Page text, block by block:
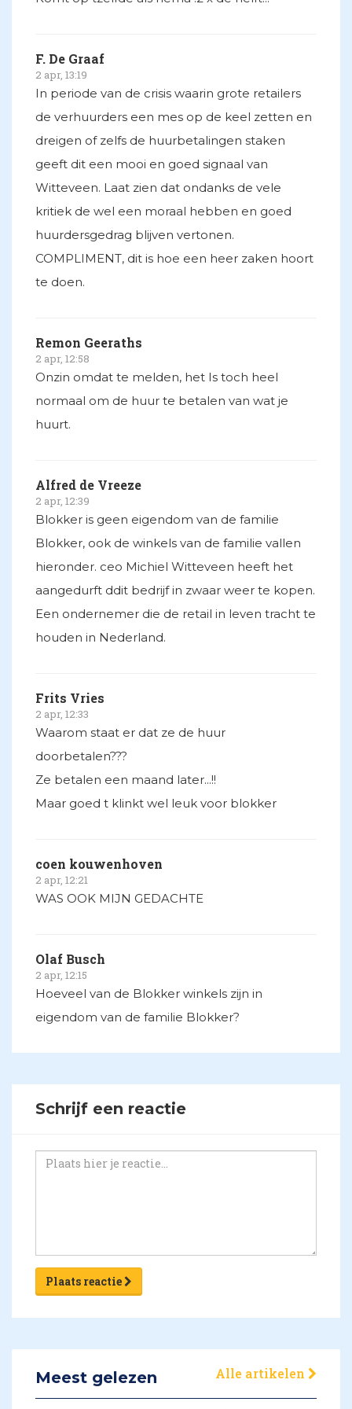
F. De Graaf
2 apr, 13:19
In periode van de crisis waarin grote retailers
de verhuurders een mes op de keel zetten en
dreigen of zelfs de huurbetalingen staken
geeft dit een mooi en goed signaal van
Witteveen. Laat zien dat ondanks de vele
kritiek de wel een moraal hebben en goed
huurdersgedrag blijven vertonen.
COMPLIMENT, dit is hoe een heer zaken hoort
te doen.
Remon Geeraths
2 apr, 12:58
Onzin omdat te melden, het Is toch heel
normaal om de huur te betalen van wat je
huurt.
Alfred de Vreeze
2 apr, 12:39
Blokker is geen eigendom van de familie
Blokker, ook de winkels van de familie vallen
hieronder. ceo Michiel Witteveen heeft het
aangedurft ddit bedrijf in zwaar weer te kopen.
Een ondernemer die de retail in leven tracht te
houden in Nederland.
Frits Vries
2 apr, 12:33
Waarom staat er dat ze de huur
doorbetalen???
Ze betalen een maand later...!!
Maar goed t klinkt wel leuk voor blokker
coen kouwenhoven
2 apr, 12:21
WAS OOK MIJN GEDACHTE
Olaf Busch
2 apr, 12:15
Hoeveel van de Blokker winkels zijn in
eigendom van de familie Blokker?
Schrijf een reactie
Plaats reactie
Meest gelezen Alle artikelen